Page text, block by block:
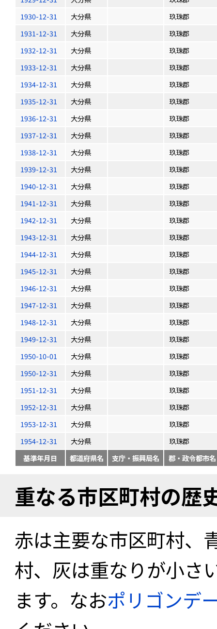
1930-12-31
大分県
玖珠郡
1931-12-31
大分県
玖珠郡
1932-12-31
大分県
玖珠郡
1933-12-31
大分県
玖珠郡
1934-12-31
大分県
玖珠郡
1935-12-31
大分県
玖珠郡
1936-12-31
大分県
玖珠郡
1937-12-31
大分県
玖珠郡
1938-12-31
大分県
玖珠郡
1939-12-31
大分県
玖珠郡
1940-12-31
大分県
玖珠郡
1941-12-31
大分県
玖珠郡
1942-12-31
大分県
玖珠郡
1943-12-31
大分県
玖珠郡
1944-12-31
大分県
玖珠郡
1945-12-31
大分県
玖珠郡
1946-12-31
大分県
玖珠郡
1947-12-31
大分県
玖珠郡
1948-12-31
大分県
玖珠郡
1949-12-31
大分県
玖珠郡
1950-10-01
大分県
玖珠郡
1950-12-31
大分県
玖珠郡
1951-12-31
大分県
玖珠郡
1952-12-31
大分県
玖珠郡
1953-12-31
大分県
玖珠郡
1954-12-31
大分県
玖珠郡
基準年月日
都道府県名 支庁・振興局名 郡・政令都市名
重なる市区町村の歴
赤は主要な市区町村、
村、灰は重なりが小さ
ます。なおポリゴンデ